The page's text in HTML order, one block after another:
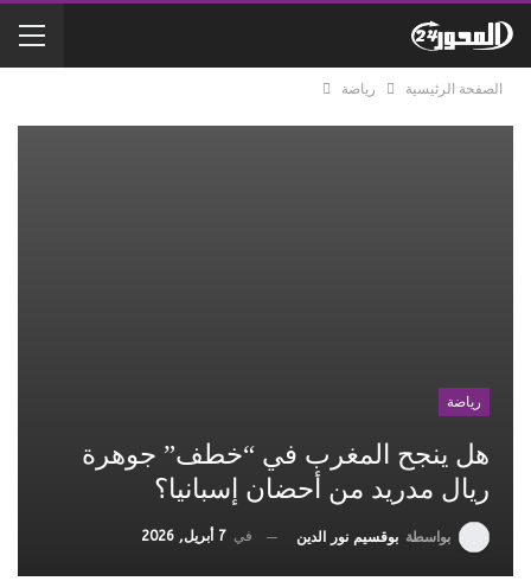
الصفحة الرئيسية رياضة
رياضة
هل ينجح المغرب في “خطف” جوهرة
ريال مدريد من أحضان إسبانيا؟
بواسطة بوقسيم نور الدين في 7 أبريل, 2026